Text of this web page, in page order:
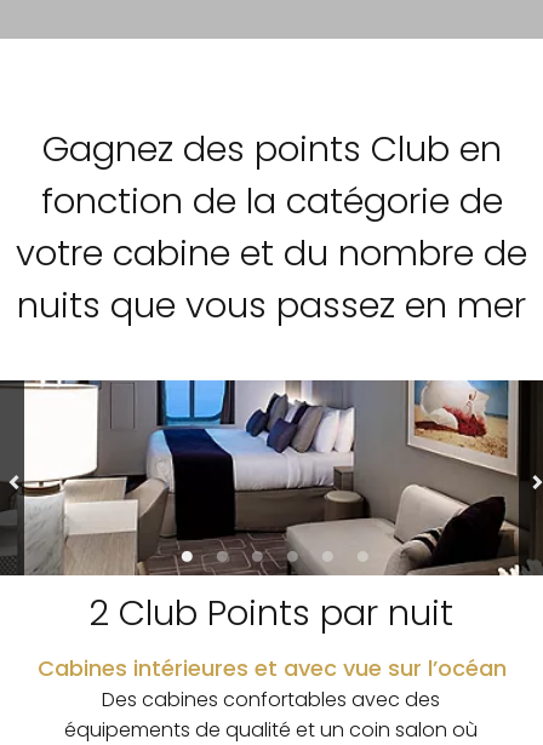
Gagnez des points Club en
fonction de la catégorie de
votre cabine et du nombre de
nuits que vous passez en mer
2 Club Points par nuit
Cabines intérieures et avec vue sur l’océan
Des cabines confortables avec des
équipements de qualité et un coin salon où